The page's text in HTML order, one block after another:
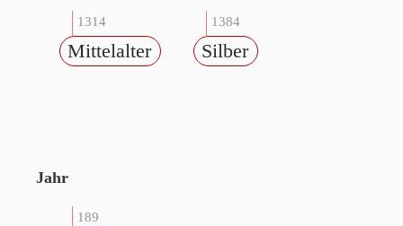
1314
Mittelalter
1384
Silber
Jahr
189